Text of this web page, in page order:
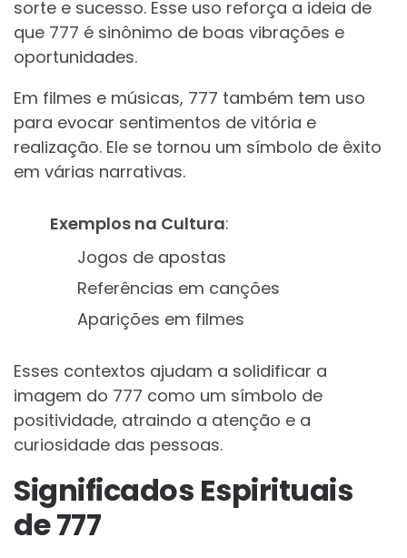
sorte e sucesso. Esse uso reforça a ideia de
que 777 é sinônimo de boas vibrações e
oportunidades.
Em filmes e músicas, 777 também tem uso
para evocar sentimentos de vitória e
realização. Ele se tornou um símbolo de êxito
em várias narrativas.
Exemplos na Cultura:
Jogos de apostas
Referências em canções
Aparições em filmes
Esses contextos ajudam a solidificar a
imagem do 777 como um símbolo de
positividade, atraindo a atenção e a
curiosidade das pessoas.
Significados Espirituais
de 777